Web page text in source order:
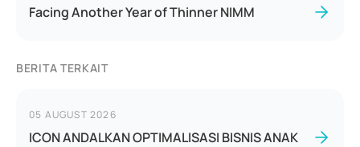
Facing Another Year of Thinner NIMM
BERITA TERKAIT
05 AUGUST 2026
ICON ANDALKAN OPTIMALISASI BISNIS ANAK